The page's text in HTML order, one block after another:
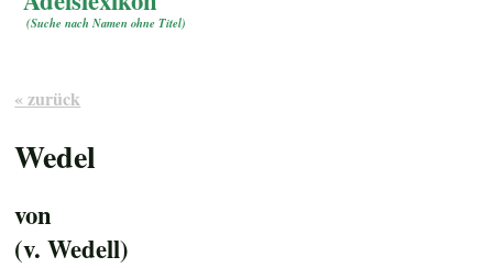
(Suche nach Namen ohne Titel)
« zurück
Wedel
von
(v. Wedell)